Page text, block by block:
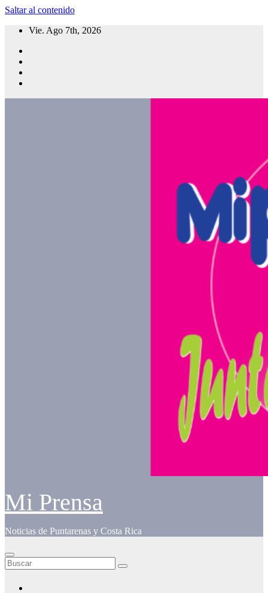
Saltar al contenido
Vie. Ago 7th, 2026
Mi Prensa
Noticias de Puntarenas y Costa Rica